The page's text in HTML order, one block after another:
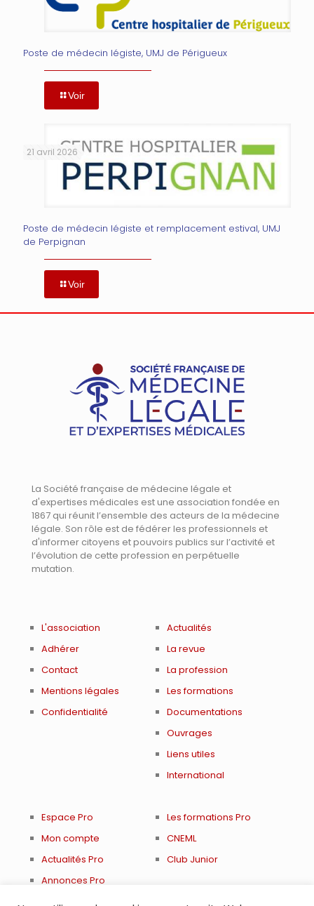
Poste de médecin légiste, UMJ de Périgueux
Voir
21 avril 2026
Poste de médecin légiste et remplacement estival, UMJ
de Perpignan
Voir
La Société française de médecine légale et
d'expertises médicales est une association fondée en
1867 qui réunit l’ensemble des acteurs de la médecine
légale. Son rôle est de fédérer les professionnels et
d'informer citoyens et pouvoirs publics sur l’activité et
l’évolution de cette profession en perpétuelle
mutation.
L'association
Adhérer
Contact
Mentions légales
Confidentialité
Actualités
La revue
La profession
Les formations
Documentations
Ouvrages
Liens utiles
International
Espace Pro
Mon compte
Actualités Pro
Annonces Pro
Renouveler adhésion
Les formations Pro
CNEML
Club Junior